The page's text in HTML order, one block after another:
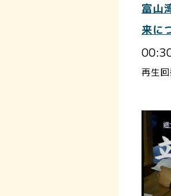
富山
来に
再生